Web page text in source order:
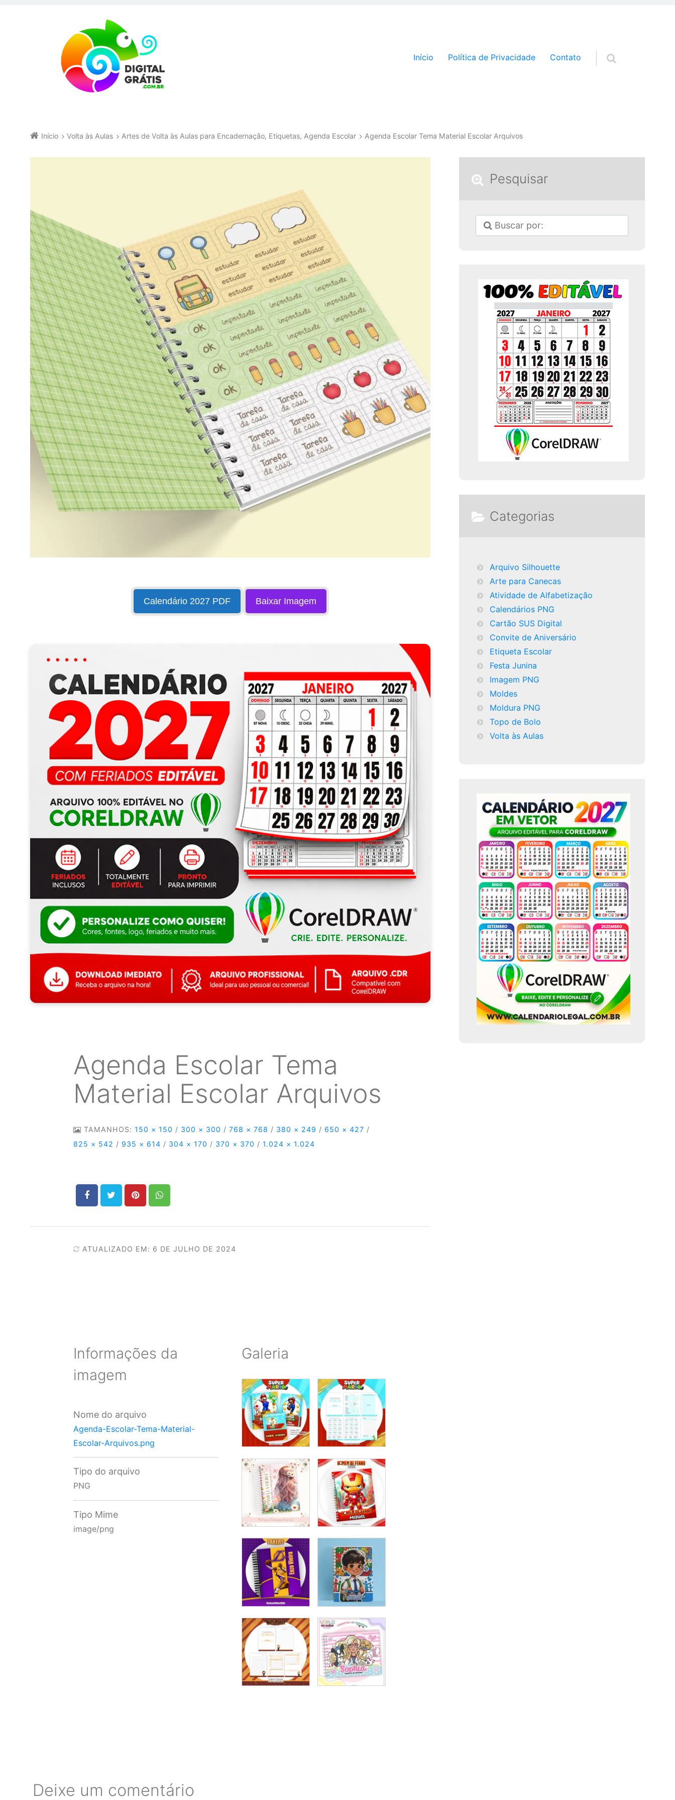
Pular para o conteúdo
Início Política de Privacidade Contato
Início Volta às Aulas Artes de Volta às Aulas para Encadernação, Etiquetas, Agenda Escolar Agenda Escolar Tema Material Escolar Arquivos
Calendário 2027 PDF Baixar Imagem
Agenda Escolar Tema
Material Escolar Arquivos
TAMANHOS:150 × 150 / 300 × 300 / 768 × 768 / 380 × 249 / 650 × 427 /
825 × 542 / 935 × 614 / 304 × 170 / 370 × 370 / 1.024 × 1.024
ATUALIZADO EM: 6 DE JULHO DE 2024
Informações da
imagem
Nome do arquivo
Agenda-Escolar-Tema-Material-
Escolar-Arquivos.png
Tipo do arquivo
PNG
Tipo Mime
image/png
Galeria
Deixe um comentário
Pesquisar
Categorias
Arquivo Silhouette
Arte para Canecas
Atividade de Alfabetização
Calendários PNG
Cartão SUS Digital
Convite de Aniversário
Etiqueta Escolar
Festa Junina
Imagem PNG
Moldes
Moldura PNG
Topo de Bolo
Volta às Aulas